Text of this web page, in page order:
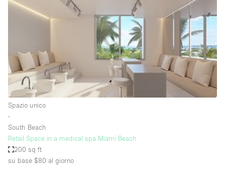
Servizio
Meeting
Acquista
Condividi
Tipo di spazio
Acquista Condividi
Atelier / Laboratorio
Spazio unico
∙
South Beach
Retail Space in a medical spa Miami Beach
200 sq ft
su base $80 al giorno